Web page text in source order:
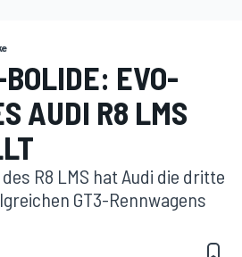
EVO-
AUDI R8 LMS
R8 LMS hat Audi die dritte
GT3-Rennwagens